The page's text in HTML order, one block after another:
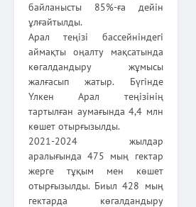
байланысты 85%-ға дейін
ұлғайтылды.
Арал теңізі бассейніндегі
аймақты оңалту мақсатында
көгалдандыру жұмысы
жалғасып жатыр. Бүгінде
Үлкен Арал теңізінің
тартылған аумағында 4,4 млн
көшет отырғызылды.
2021-2024 жылдар
аралығында 475 мың гектар
жерге тұқым мен көшет
отырғызылды. Биыл 428 мың
гектарда көгалдандыру